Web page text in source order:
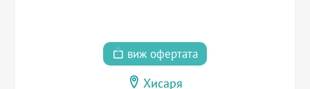
виж офертата
Хисаря